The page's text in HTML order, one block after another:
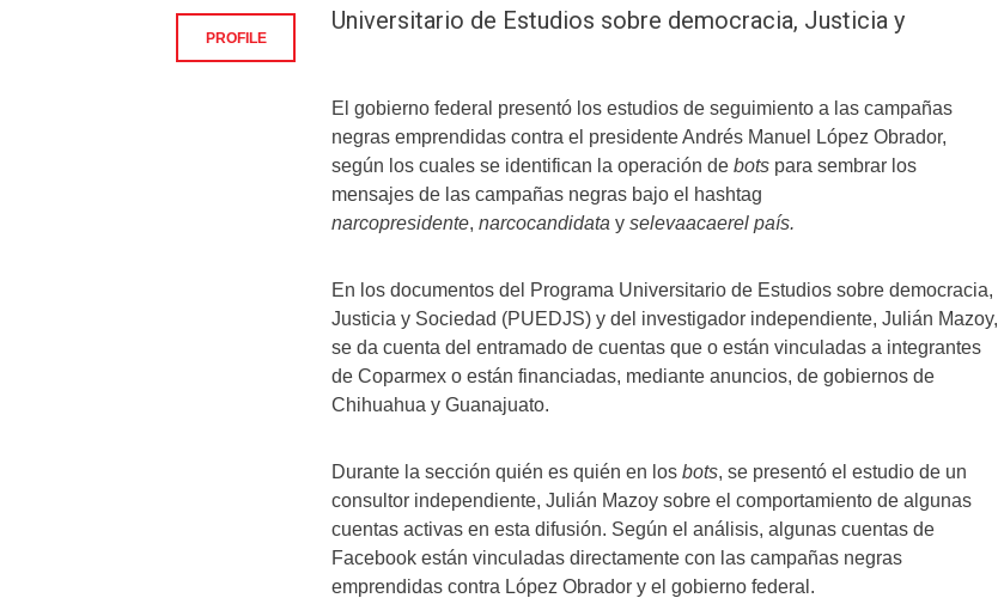
Universitario de Estudios sobre democracia, Justicia y
El gobierno federal presentó los estudios de seguimiento a las campañas
negras emprendidas contra el presidente Andrés Manuel López Obrador,
según los cuales se identifican la operación de bots para sembrar los
mensajes de las campañas negras bajo el hashtag
narcopresidente, narcocandidata y selevaacaerel país.
En los documentos del Programa Universitario de Estudios sobre democracia,
Justicia y Sociedad (PUEDJS) y del investigador independiente, Julián Mazoy,
se da cuenta del entramado de cuentas que o están vinculadas a integrantes
de Coparmex o están financiadas, mediante anuncios, de gobiernos de
Chihuahua y Guanajuato.
Durante la sección quién es quién en los bots, se presentó el estudio de un
consultor independiente, Julián Mazoy sobre el comportamiento de algunas
cuentas activas en esta difusión. Según el análisis, algunas cuentas de
Facebook están vinculadas directamente con las campañas negras
emprendidas contra López Obrador y el gobierno federal.
PROFILE